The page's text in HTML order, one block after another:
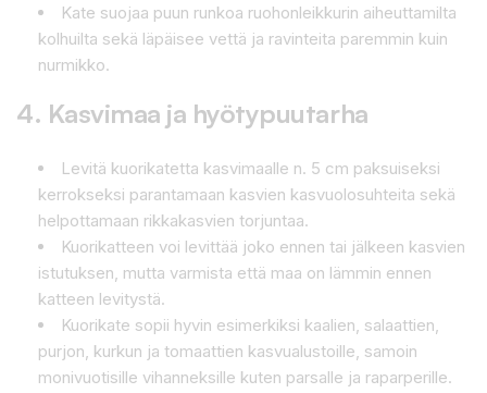
Kate suojaa puun runkoa ruohonleikkurin aiheuttamilta
kolhuilta sekä läpäisee vettä ja ravinteita paremmin kuin
nurmikko.
4. Kasvimaa ja hyötypuutarha
Levitä kuorikatetta kasvimaalle n. 5 cm paksuiseksi
kerrokseksi parantamaan kasvien kasvuolosuhteita sekä
helpottamaan rikkakasvien torjuntaa.
Kuorikatteen voi levittää joko ennen tai jälkeen kasvien
istutuksen, mutta varmista että maa on lämmin ennen
katteen levitystä.
Kuorikate sopii hyvin esimerkiksi kaalien, salaattien,
purjon, kurkun ja tomaattien kasvualustoille, samoin
monivuotisille vihanneksille kuten parsalle ja raparperille.